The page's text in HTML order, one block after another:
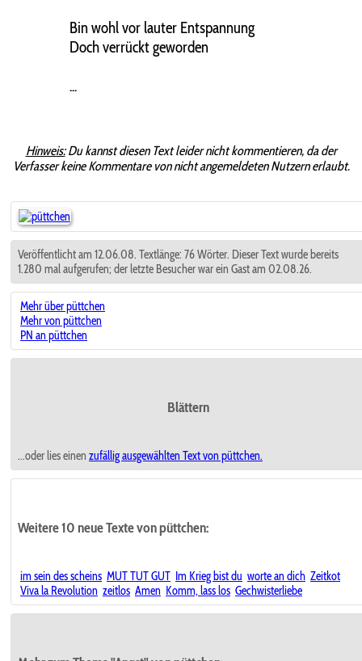
Bin wohl vor lauter Entspannung
Doch verrückt geworden
...
Hinweis:Du kannst diesen Text leider nicht kommentieren, da der
Verfasser keine Kommentare von nicht angemeldeten Nutzern erlaubt.
Veröffentlicht am 12.06.08. Textlänge: 76 Wörter. Dieser Text wurde bereits
1.280 mal aufgerufen; der letzte Besucher war ein Gast am 02.08.26.
Mehr über püttchen
Mehr von püttchen
PN an püttchen
Blättern
...oder lies einen zufällig ausgewählten Text von püttchen.
Weitere 10 neue Texte von püttchen:
im sein des scheins MUT TUT GUT Im Krieg bist du worte an dich Zeitkot
Viva la Revolution zeitlos Amen Komm, lass los Gechwisterliebe